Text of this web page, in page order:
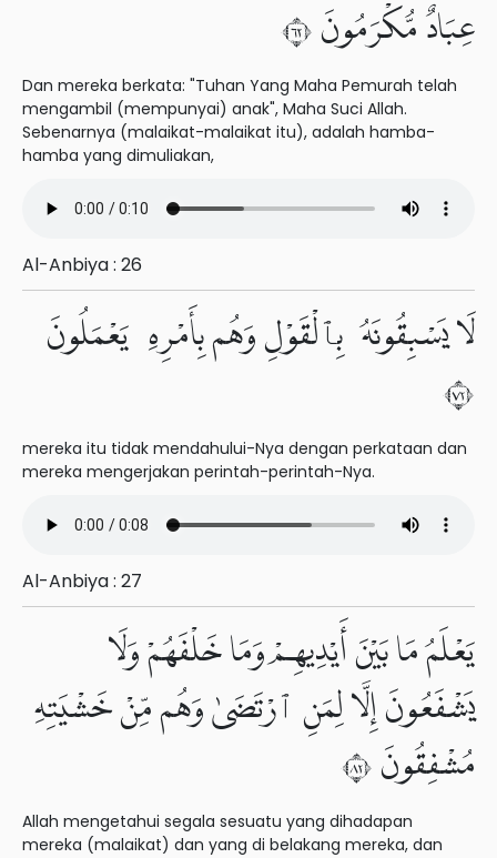
عِبَادٌ مُّكْرَمُونَ ٢٦
Dan mereka berkata: "Tuhan Yang Maha Pemurah telah
mengambil (mempunyai) anak", Maha Suci Allah.
Sebenarnya (malaikat-malaikat itu), adalah hamba-
hamba yang dimuliakan,
Al-Anbiya : 26
لَا يَسْبِقُونَهُۥ بِٱلْقَوْلِ وَهُم بِأَمْرِهِۦ يَعْمَلُونَ
٢٧
mereka itu tidak mendahului-Nya dengan perkataan dan
mereka mengerjakan perintah-perintah-Nya.
Al-Anbiya : 27
يَعْلَمُ مَا بَيْنَ أَيْدِيهِمْ وَمَا خَلْفَهُمْ وَلَا
يَشْفَعُونَ إِلَّا لِمَنِ ٱرْتَضَىٰ وَهُم مِّنْ خَشْيَتِهِۦ
مُشْفِقُونَ ٢٨
Allah mengetahui segala sesuatu yang dihadapan
mereka (malaikat) dan yang di belakang mereka, dan